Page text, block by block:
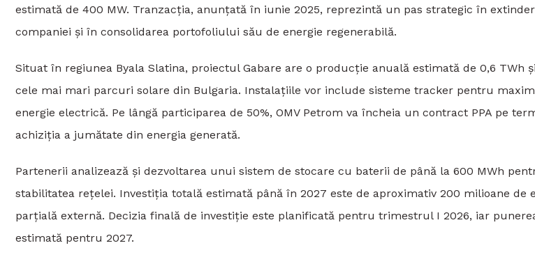
estimată de 400 MW. Tranzacția, anunțată în iunie 2025, reprezintă un pas strategic în
companiei și în consolidarea portofoliului său de energie regenerabilă.
Situat în regiunea Byala Slatina, proiectul Gabare are o producție anuală estimată de 0,6 TWh
cele mai mari parcuri solare din Bulgaria. Instalațiile vor include sisteme tracker pentru
energie electrică. Pe lângă participarea de 50%, OMV Petrom va încheia un contract PPA pe
achiziția a jumătate din energia generată.
Partenerii analizează și dezvoltarea unui sistem de stocare cu baterii de până la 600 MWh
stabilitatea rețelei. Investiția totală estimată până în 2027 este de aproximativ 200 milioane de
parțială externă. Decizia finală de investiție este planificată pentru trimestrul I 2026, iar
estimată pentru 2027.